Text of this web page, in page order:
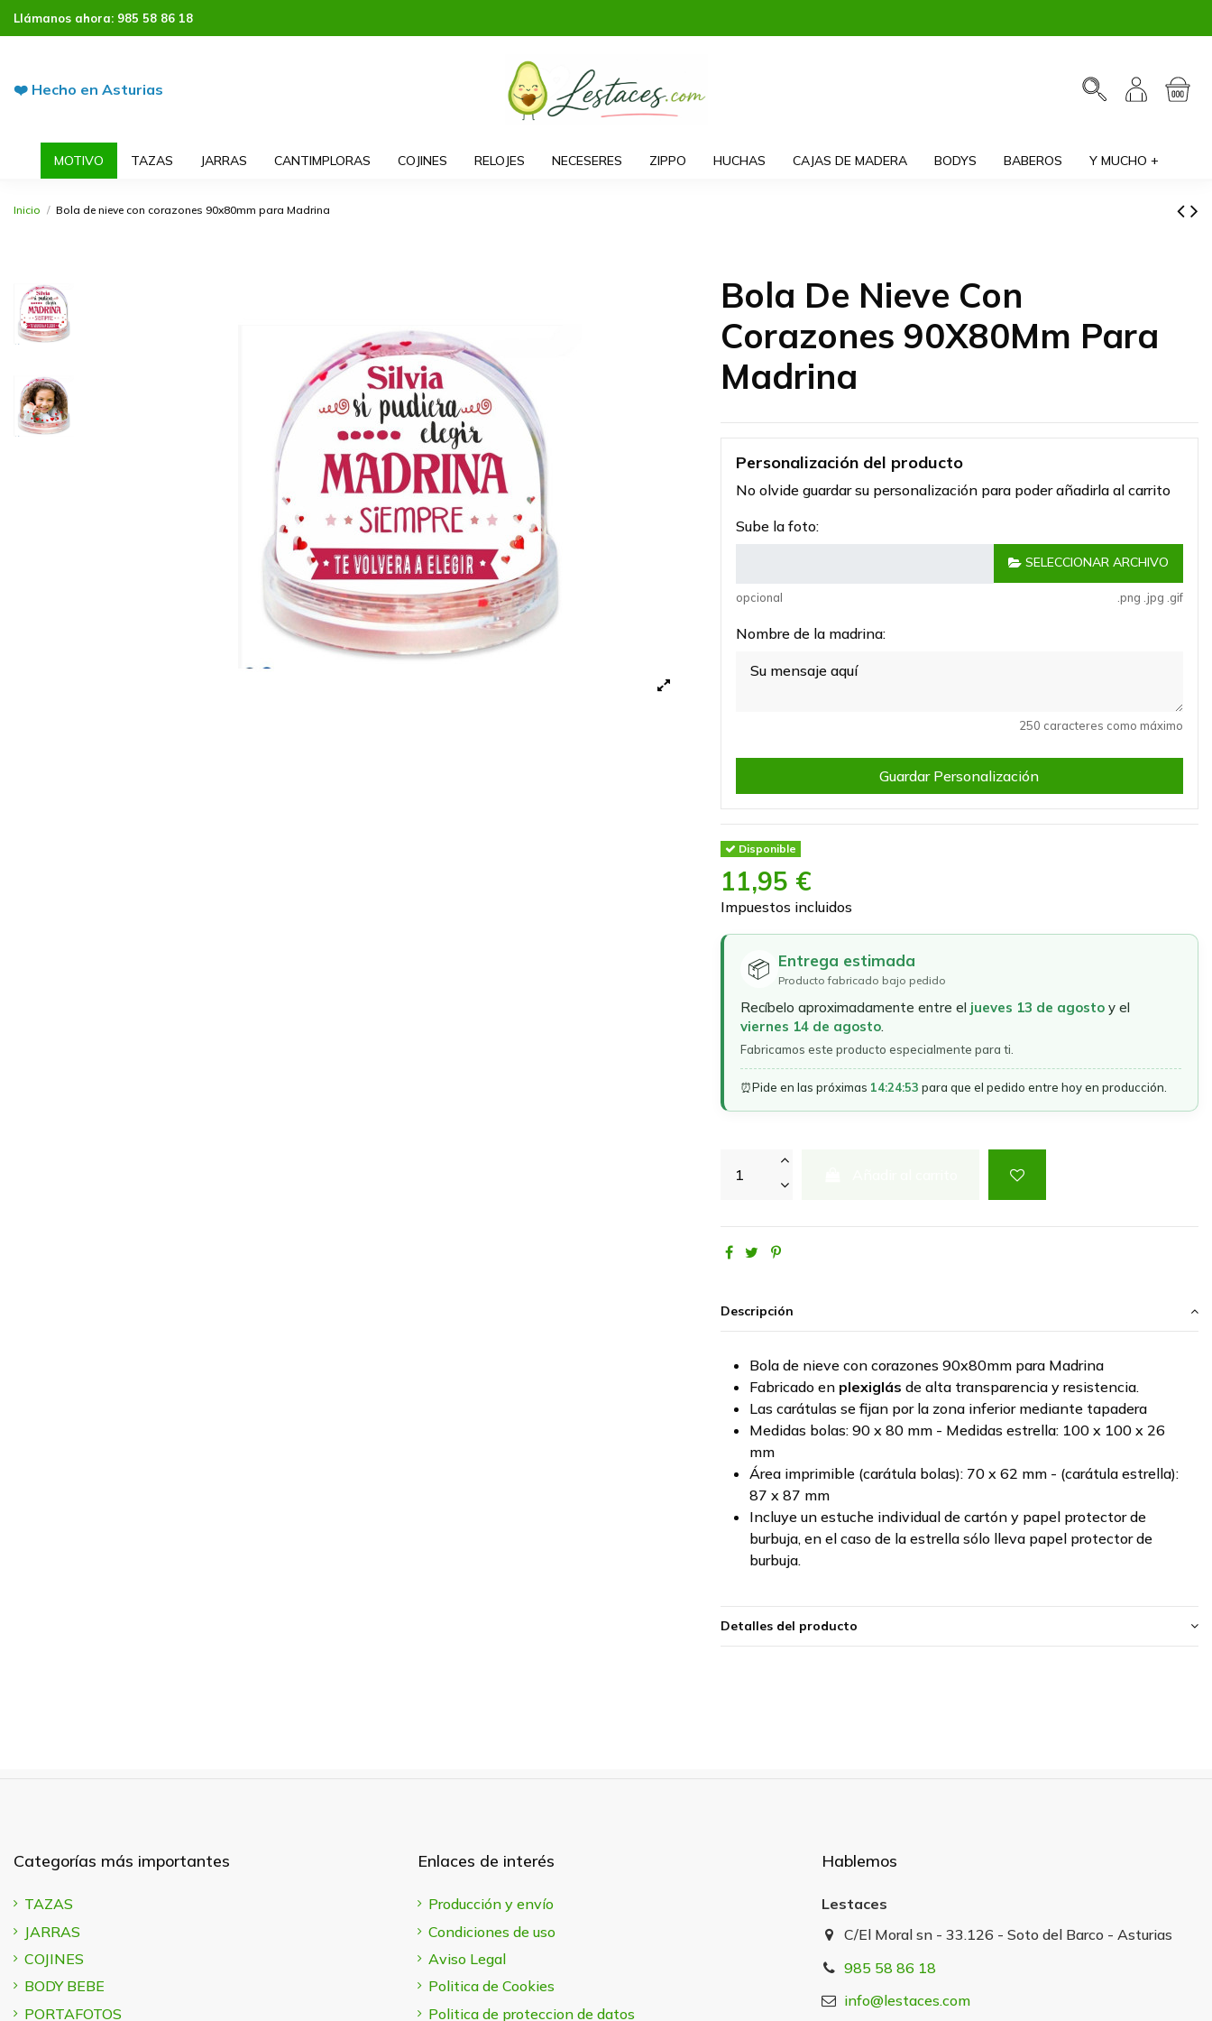
Llámanos ahora: 985 58 86 18
❤️ Hecho en Asturias
MOTIVO TAZAS JARRAS CANTIMPLORAS COJINES RELOJES NECESERES ZIPPO HUCHAS CAJAS DE MADERA BODYS BABEROS Y MUCHO +
Inicio Bola de nieve con corazones 90x80mm para Madrina
Bola De Nieve Con
Corazones 90X80Mm Para
Madrina
Personalización del producto
No olvide guardar su personalización para poder añadirla al carrito
Sube la foto:
SELECCIONAR ARCHIVO
opcional .png .jpg .gif
Nombre de la madrina:
250 caracteres como máximo
Guardar Personalización
Disponible
11,95 €
Impuestos incluidos
📦 Entrega estimada
Producto fabricado bajo pedido
Recíbelo aproximadamente entre el jueves 13 de agostoy el
viernes 14 de agosto.
Fabricamos este producto especialmente para ti.
⏰Pide en las próximas 14:24:53 para que el pedido entre hoy en producción.
Descripción
Bola de nieve con corazones 90x80mm para Madrina
Fabricado en plexiglás de alta transparencia y resistencia.
Las carátulas se fijan por la zona inferior mediante tapadera
Medidas bolas: 90 x 80 mm - Medidas estrella:100 x 100 x 26
mm
Área imprimible (carátula bolas): 70 x 62 mm - (carátula estrella):
87 x 87 mm
Incluye un estuche individual de cartón y papel protector de
burbuja, en el caso de la estrella sólo lleva papel protector de
burbuja.
Detalles del producto
Categorías más importantes
TAZAS
JARRAS
COJINES
BODY BEBE
PORTAFOTOS
Enlaces de interés
Producción y envío
Condiciones de uso
Aviso Legal
Politica de Cookies
Politica de proteccion de datos
Hablemos
Lestaces
C/El Moral sn - 33.126 - Soto del Barco - Asturias
985 58 86 18
info@lestaces.com